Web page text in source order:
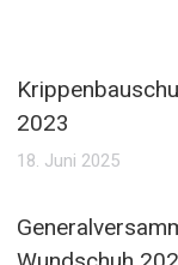
2023
18. Juni 2025